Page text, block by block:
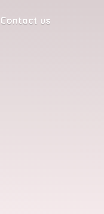
Contact us